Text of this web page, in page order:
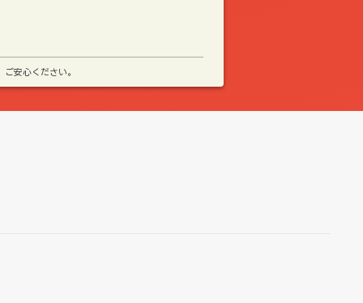
安心ください。